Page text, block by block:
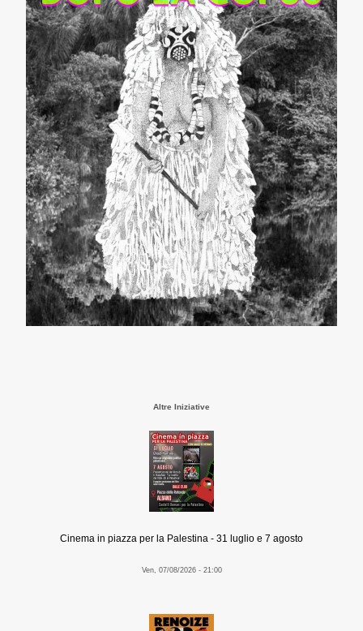
Altre Iniziative
Cinema in piazza per la Palestina - 31 luglio e 7 agosto
Ven, 07/08/2026 - 21:00